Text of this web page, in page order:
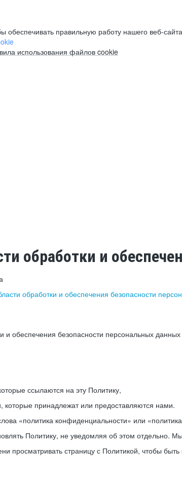
правильную работу нашего веб-
использования файлов cookie
обработки и
обработки и обеспечения безопасности
и обеспечения безопасности персональных
ссылаются на эту Политику,
которые принадлежат или предоставляются нами.
«политика конфиденциальности» или
Политику, не уведомляя об этом отдельно.
просматривать страницу с Политикой, чтобы